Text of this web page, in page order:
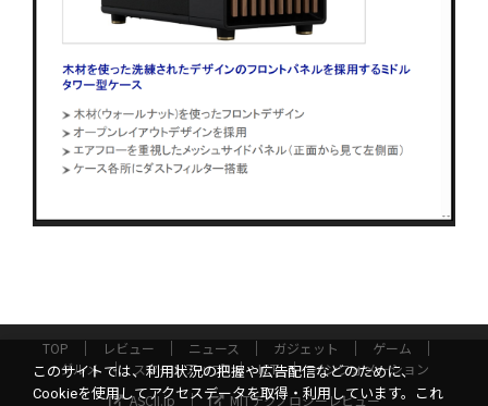
TOP レビュー ニュース ガジェット
ゲーム
グルメ
スタートアップ ICT
インフォメーション
ASCII.jp
MITテクノロジーレビュー
このサイトでは、利用状況の把握や広告配信などのために、
Cookieを使用してアクセスデータを取得・利用しています。これ